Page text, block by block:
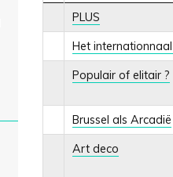
PLUS
Het
Populair of elitair ?
Brussel als Arcadië
Art deco